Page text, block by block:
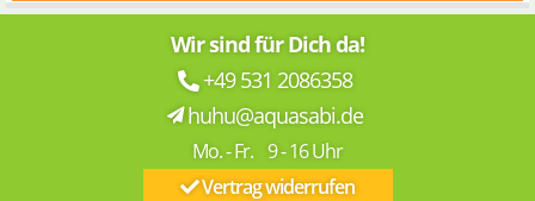
Wir sind für Dich da!
+49 531 2086358
huhu@aquasabi.de
Mo. - Fr. 9 - 16 Uhr
Vertrag widerrufen